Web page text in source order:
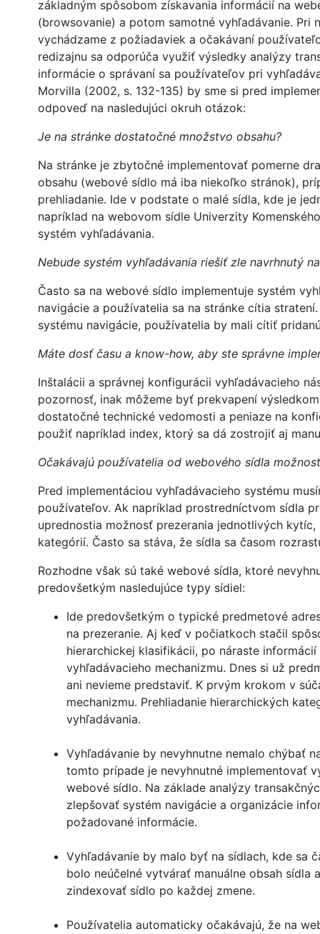
základným spôsobom získavania informácií na
(browsovanie) a potom samotné vyhľadávanie. Pri
vychádzame z požiadaviek a očakávaní
redizajnu sa odporúča využiť výsledky analýzy
informácie o správaní sa používateľov pri
Morvilla (2002, s. 132-135) by sme si pred
odpoveď na nasledujúci okruh otázok:
Je na stránke dostatočné množstvo obsahu?
Na stránke je zbytočné implementovať pomerne
obsahu (webové sídlo má iba niekoľko stránok),
prehliadanie. Ide v podstate o malé sídla, kde je
napríklad na webovom sídle Univerzity
systém vyhľadávania.
Nebude systém vyhľadávania riešiť zle navrhnutý
Často sa na webové sídlo implementuje systém
navigácie a používatelia sa na stránke cítia
systému navigácie, používatelia by mali cítiť
Máte dosť času a know-how, aby ste správne
Inštalácii a správnej konfigurácii vyhľadávacieho
pozornosť, inak môžeme byť prekvapení
dostatočné technické vedomosti a peniaze na
použiť napríklad index, ktorý sa dá zostrojiť aj
Očakávajú používatelia od webového sídla
Pred implementáciou vyhľadávacieho systému
používateľov. Ak napríklad prostredníctvom sídla
uprednostia možnosť prezerania jednotlivých
kategórií. Často sa stáva, že sídla sa časom
Rozhodne však sú také webové sídla, ktoré
predovšetkým nasledujúce typy sídiel:
Ide predovšetkým o typické predmetové
na prezeranie. Aj keď v počiatkoch stačil
hierarchickej klasifikácii, po náraste
vyhľadávacieho mechanizmu. Dnes si už
ani nevieme predstaviť. K prvým krokom v
mechanizmu. Prehliadanie hierarchických
vyhľadávania.
Vyhľadávanie by nevyhnutne nemalo chýbať
tomto prípade je nevyhnutné implementovať
webové sídlo. Na základe analýzy
zlepšovať systém navigácie a organizácie
požadované informácie.
Vyhľadávanie by malo byť na sídlach, kde sa
bolo neúčelné vytvárať manuálne obsah sídla
zindexovať sídlo po každej zmene.
Používatelia automaticky očakávajú, že na